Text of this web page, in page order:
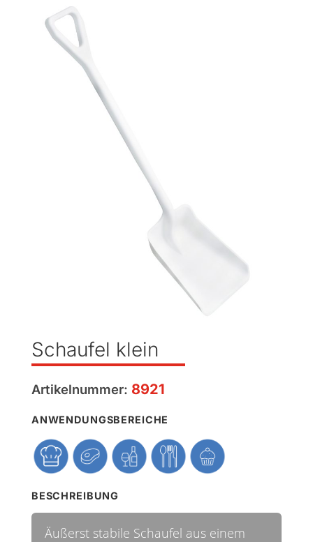
Schaufel klein
Artikelnummer: 8921
ANWENDUNGSBEREICHE
BESCHREIBUNG
Äußerst stabile Schaufel aus einem